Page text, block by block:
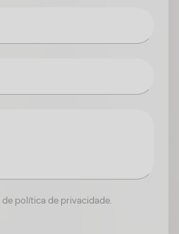
política de privacidade.